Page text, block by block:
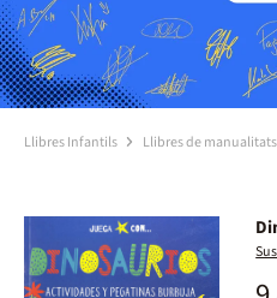
Llibres Infantils Llibres de